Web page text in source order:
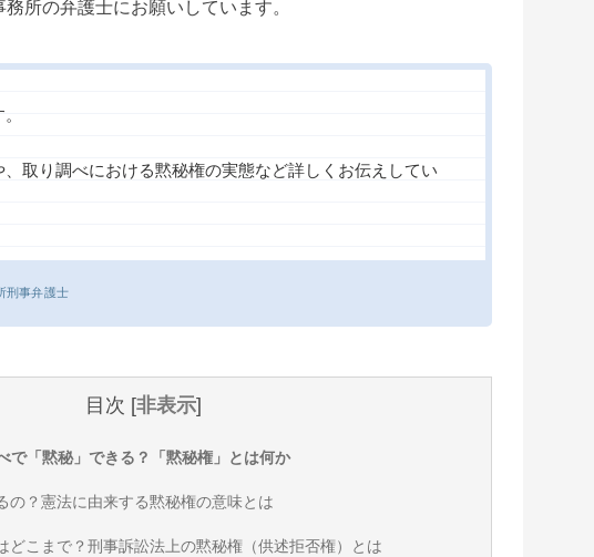
所の弁護士にお願いしています。
刑事弁護士
取り調べにおける黙秘権の実態など詳しくお伝えしてい
目次 [非表示]
で「黙秘」できる？「黙秘権」とは何か
の？憲法に由来する黙秘権の意味とは
どこまで？刑事訴訟法上の黙秘権（供述拒否権）とは